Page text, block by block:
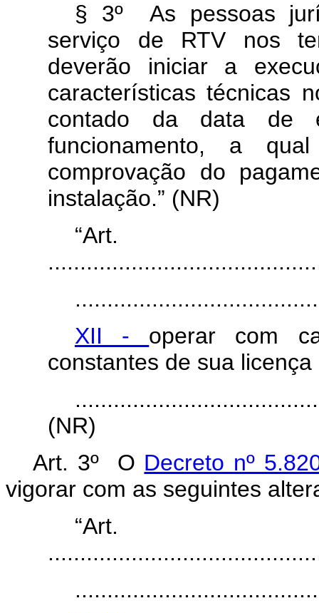
§ 3º As pessoas
serviço de RTV nos
deverão iniciar a
características técnicas
contado da data de
funcionamento, a
comprovação do
instalação.” (NR)
XII - operar com
constantes de sua
(NR)
Art. 3º O Decreto nº
vigorar com as seguintes